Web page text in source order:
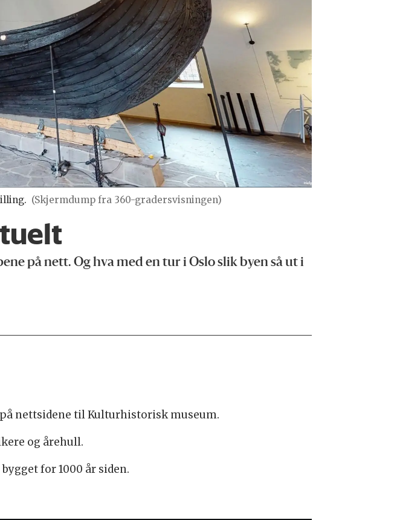
(Skjermdump fra 360-gradersvisningen)
på nett. Og hva med en tur i Oslo slik byen så ut i
nettsidene til Kulturhistorisk museum.
og årehull.
for 1000 år siden.